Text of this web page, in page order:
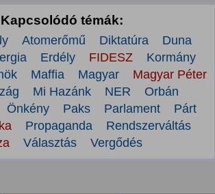
Kapcsolódó témák:
Atomerőmű Diktatúra
Duna
Erdély FIDESZ
Kormány
Maffia Magyar
Magyar Péter
Mi Hazánk NER
Orbán
Önkény Paks Parlament
Párt
Propaganda
Rendszerváltás
Választás Vergődés